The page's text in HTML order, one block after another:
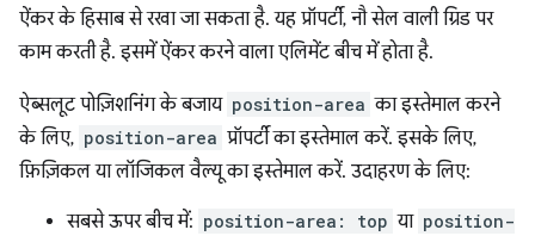
ऐंकर के हिसाब से रखा जा सकता है. यह प्रॉपर्टी, नौ सेल वाली ग्रिड पर
काम करती है. इसमें ऐंकर करने वाला एलिमेंट बीच में होता है.
ऐब्सलूट पोज़िशनिंग के बजाय position-area का इस्तेमाल करने
के लिए, position-area प्रॉपर्टी का इस्तेमाल करें. इसके लिए,
फ़िज़िकल या लॉजिकल वैल्यू का इस्तेमाल करें. उदाहरण के लिए:
सबसे ऊपर बीच में: position-area: top या position-